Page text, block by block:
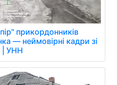
прикордонників
— неймовірні кадри зі
| УНН